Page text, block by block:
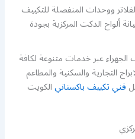
ووحدات المنفصلة للتكييف
ألواح الدكت المركزية بجودة
عبر خدمات متنوعة لكافة
التجارية والسكنية والمطاعم
فني تكييف باكستانيالكويت